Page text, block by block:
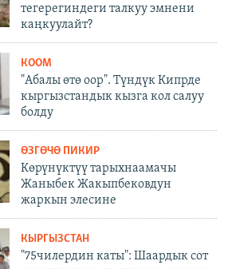
тегерегиндеги талкуу эмнени
каңкуулайт?
КООМ
"Абалы өтө оор". Түндүк Кипрде
кыргызстандык кызга кол салуу
болду
ӨЗГӨЧӨ ПИКИР
Көрүнүктүү тарыхнаамачы
Жаныбек Жакыпбековдун
жаркын элесине
КЫРГЫЗСТАН
"75чилердин каты": Шаардык сот